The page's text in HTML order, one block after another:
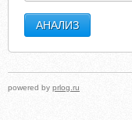
powered by prlog.ru